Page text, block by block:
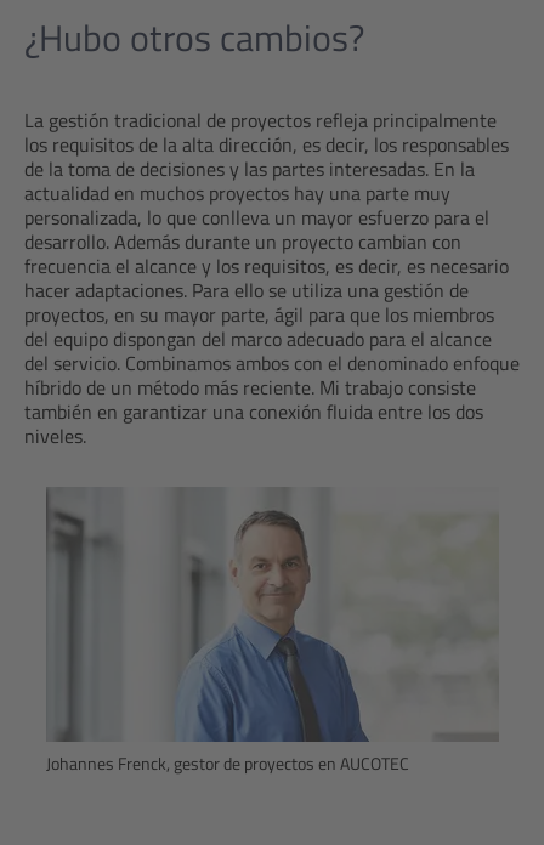
¿Hubo otros cambios?
La gestión tradicional de proyectos refleja principalmente
los requisitos de la alta dirección, es decir, los responsables
de la toma de decisiones y las partes interesadas. En la
actualidad en muchos proyectos hay una parte muy
personalizada, lo que conlleva un mayor esfuerzo para el
desarrollo. Además durante un proyecto cambian con
frecuencia el alcance y los requisitos, es decir, es necesario
hacer adaptaciones. Para ello se utiliza una gestión de
proyectos, en su mayor parte, ágil para que los miembros
del equipo dispongan del marco adecuado para el alcance
del servicio. Combinamos ambos con el denominado enfoque
híbrido de un método más reciente. Mi trabajo consiste
también en garantizar una conexión fluida entre los dos
niveles.
Johannes Frenck, gestor de proyectos en AUCOTEC